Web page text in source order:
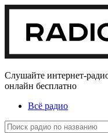
Слушайте интернет-
онлайн бесплатно
Всё радио